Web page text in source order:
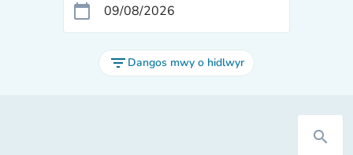
calendar_today
filter_list Dangos mwy o hidlwyr
search